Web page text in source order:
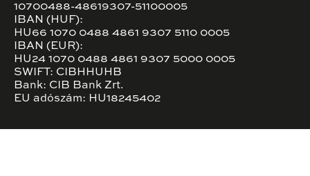
10700488-48619307-51100005
IBAN (HUF):
HU66 1070 0488 4861 9307 5110 0005
IBAN (EUR):
HU24 1070 0488 4861 9307 5000 0005
SWIFT: CIBHHUHB
Bank: CIB Bank Zrt.
EU adószám: HU18245402